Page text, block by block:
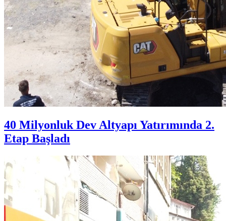
40 Milyonluk Dev Altyapı Yatırımında 2.
Etap Başladı